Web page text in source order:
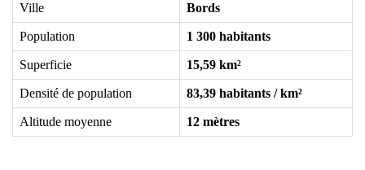
Ville Bords
Population 1 300 habitants
Superficie 15,59 km²
Densité de population 83,39 habitants / km²
Altitude moyenne 12 mètres